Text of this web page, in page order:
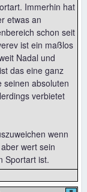
Immerhin hat
etwas an
schon seit
ist ein maßlos
Nadal und
das eine ganz
seinen absoluten
verbietet
wenn
wert sein
Sportart ist.